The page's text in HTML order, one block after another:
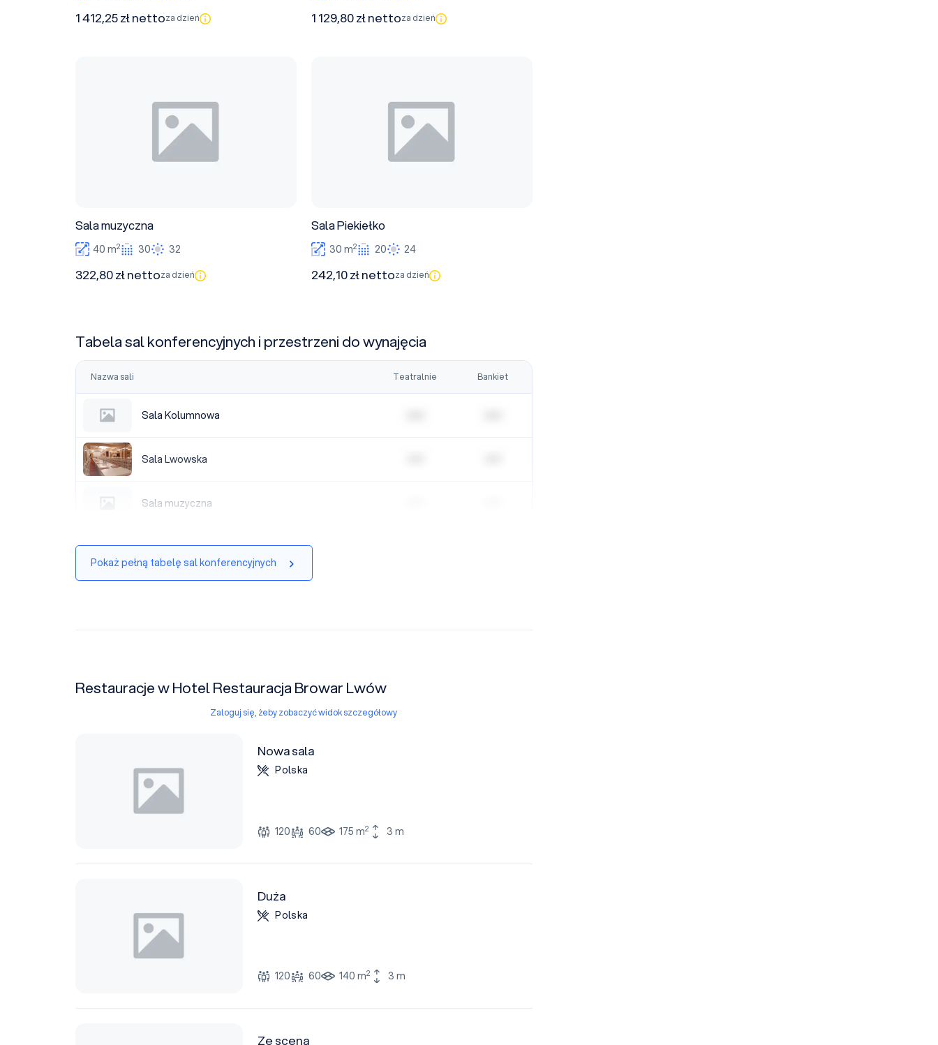
1 412,25 zł nettoza dzień 1 129,80 zł nettoza dzień
Sala muzyczna
40 m2 30 32
322,80 zł nettoza dzień
Sala Piekiełko
30 m2 20 24
242,10 zł nettoza dzień
Tabela sal konferencyjnych i przestrzeni do wynajęcia
Nazwa sali Teatralnie Bankiet
Sala Kolumnowa
Sala Kolumnowa
Sala Lwowska
Sala Lwowska
Sala muzyczna
Pokaż pełną tabelę sal konferencyjnych
Restauracje w Hotel Restauracja Browar Lwów
Zaloguj się, żeby zobaczyć widok szczegółowy
Nowa sala
Polska
120 60 175 m2 3 m
Duża
Polska
120 60 140 m2 3 m
Ze sceną